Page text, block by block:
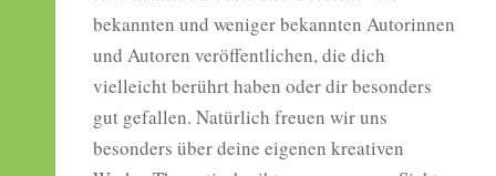
bekannten und weniger bekannten Autorinnen
und Autoren veröffentlichen, die dich
vielleicht berührt haben oder dir besonders
gut gefallen. Natürlich freuen wir uns
besonders über deine eigenen kreativen